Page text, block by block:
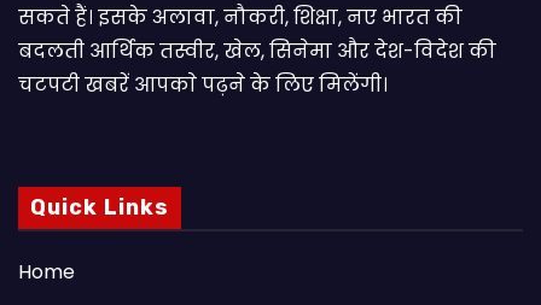
सकते हैं। इसके अलावा, नौकरी, शिक्षा, नए भारत की
बदलती आर्थिक तस्वीर, खेल, सिनेमा और देश-विदेश की
चटपटी खबरें आपकाे पढ़ने के लिए मिलेंगी।
Quick Links
Home